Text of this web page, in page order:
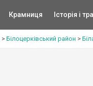
Крамниця Історія і
> Білоцерківський район >